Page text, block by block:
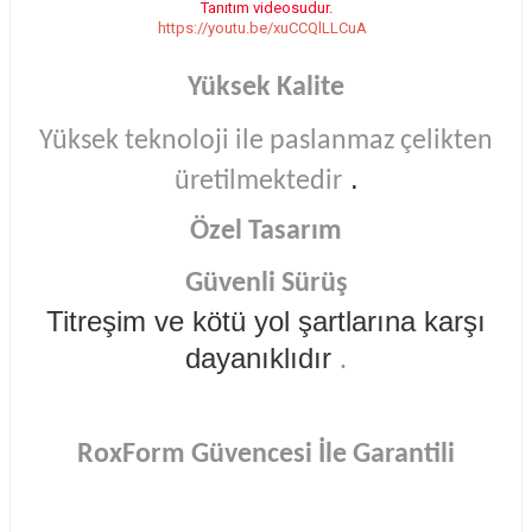
Tanıtım videosudur.
https://youtu.be/xuCCQlLLCuA
Yüksek Kalite
Yüksek teknoloji ile paslanmaz çelikten
üretilmektedir .
Özel Tasarım
Güvenli Sürüş
Titreşim ve kötü yol şartlarına karşı
dayanıklıdır .
RoxForm Güvencesi İle Garantili